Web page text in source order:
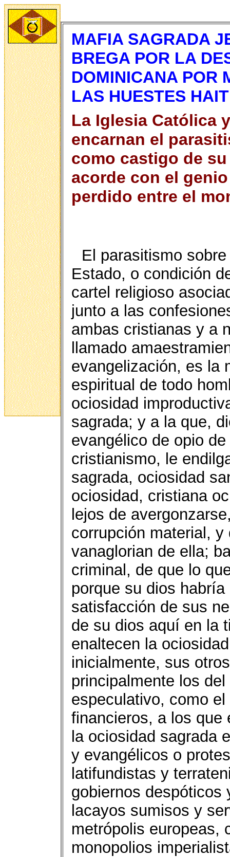
MAFIA SAGRADA
BREGA POR LA
DOMINICANA POR
LAS HUESTES
La Iglesia Católica
encarnan el
como castigo de
acorde con el
perdido entre el
El parasitismo
Estado, o condición
cartel religioso
junto a las
ambas cristianas y a
llamado
evangelización, es la
espiritual de todo
ociosidad
sagrada; y a la que,
evangélico de opio
cristianismo, le
sagrada, ociosidad
ociosidad, cristiana
lejos de
corrupción material,
vanaglorian de ella;
criminal, de que lo
porque su dios
satisfacción de sus
de su dios aquí en la
enaltecen la
inicialmente, sus
principalmente los
especulativo, como
financieros, a los que
la ociosidad sagrada
y evangélicos o
latifundistas y
gobiernos despóticos
lacayos sumisos y
metrópolis europeas,
monopolios